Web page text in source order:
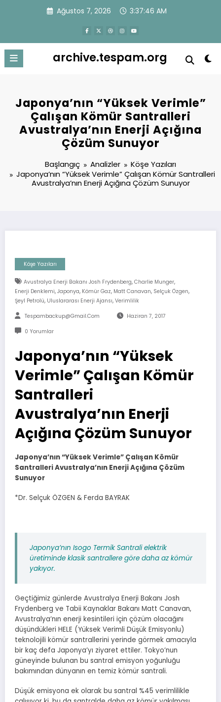
Ağustos 7, 2026 3:37:47 AM
archive.tespam.org
Japonya’nın “Yüksek Verimle”
Çalışan Kömür Santralleri
Avustralya’nın Enerji Açığına
Çözüm Sunuyor
Başlangıç Analizler
Köşe Yazıları
Japonya’nın “Yüksek Verimle” Çalışan Kömür Santralleri
Avustralya’nın Enerji Açığına Çözüm Sunuyor
Köşe Yazıları
Avustralya Enerji Bakanı Josh Frydenberg, Charlie Munger,
Enerji Denklemi, Japonya, Kömür Gaz, Matt Canavan, Selçuk Özgen,
Şeyl Petrolü, Uluslararası Enerji Ajansı, Verimlilik
Tespambackup@gmail.com Haziran 7, 2017
0 Yorumlar
Japonya’nın “Yüksek
Verimle” Çalışan Kömür
Santralleri
Avustralya’nın Enerji
Açığına Çözüm Sunuyor
Japonya’nın “Yüksek Verimle” Çalışan Kömür
Santralleri Avustralya’nın Enerji Açığına Çözüm
Sunuyor
*Dr. Selçuk ÖZGEN & Ferda BAYRAK
Japonya’nın Isogo Termik Santrali elektrik
üretiminde klasik santrallere göre daha az kömür
yakıyor.
Geçtiğimiz günlerde Avustralya Enerji Bakanı Josh
Frydenberg ve Tabii Kaynaklar Bakanı Matt Canavan,
Avustralya’nın enerji kesintileri için çözüm olacağını
düşündükleri HELE (Yüksek Verimli Düşük Emisyonlu)
teknolojili kömür santrallerini yerinde görmek amacıyla
bir kaç defa Japonya’yı ziyaret ettiler. Tokyo’nun
güneyinde bulunan bu santral emisyon yoğunluğu
bakımından dünyanın en temiz kömür santrali.
Düşük emisyona ek olarak bu santral %45 verimlilikle